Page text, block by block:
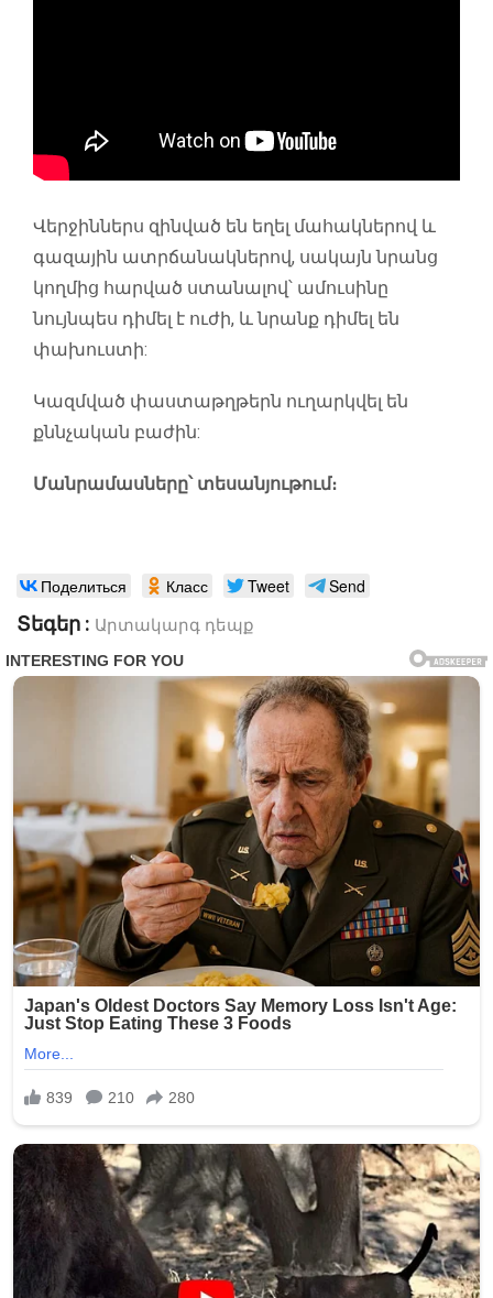
Վերջիններս զինված են եղել մահակներով և
գազային ատրճանակներով, սակայն նրանց
կողմից հարված ստանալով՝ ամուսինը
նույնպես դիմել է ուժի, և նրանք դիմել են
փախուստի:
Կազմված փաստաթղթերն ուղարկվել են
քննչական բաժին:
Մանրամասները՝ տեսանյութում։
Поделиться Класс Tweet Send
Տեգեր : Արտակարգ դեպք